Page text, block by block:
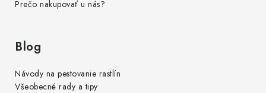
Prečo nakupovať u nás?
Blog
Návody na pestovanie rastlín
Všeobecné rady a tipy